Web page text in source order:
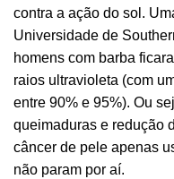
contra a ação do sol.
Universidade de
homens com barba
raios ultravioleta (com
entre 90% e 95%). Ou
queimaduras e redução
câncer de pele apenas
não param por aí.